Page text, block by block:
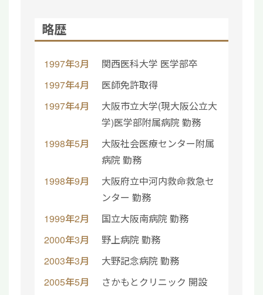
略歴
1997年3月
関西医科大学 医学部卒
1997年4月
医師免許取得
1997年4月
大阪市立大学(現大阪公立大
学)医学部附属病院 勤務
1998年5月
大阪社会医療センター附属
病院 勤務
1998年9月
大阪府立中河内救命救急セ
ンター 勤務
1999年2月
国立大阪南病院 勤務
2000年3月
野上病院 勤務
2003年3月
大野記念病院 勤務
2005年5月
さかもとクリニック 開設